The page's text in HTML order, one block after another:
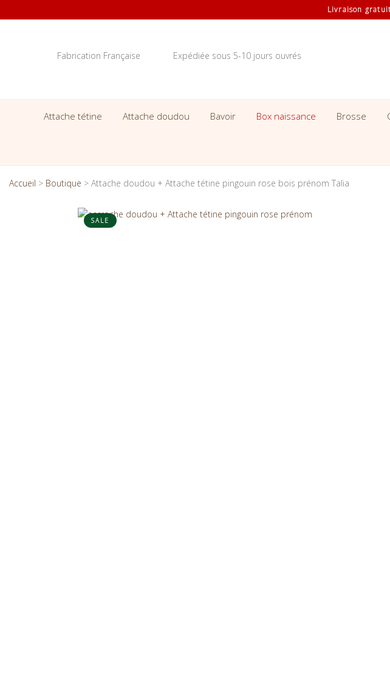
Livraison
Fabrication Française Expédiée sous 5-10 jours ouvrés
Attache tétine Attache doudou Bavoir Box naissance Brosse
Accueil > Boutique > Attache doudou + Attache tétine pingouin rose bois prénom Talia
SALE